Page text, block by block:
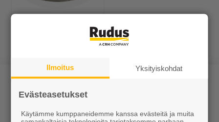
Kaukolämpökaivon
Ilmoitus Yksityiskohdat
Evästeasetukset
Käytämme kumppaneidemme kanssa evästeitä ja muita